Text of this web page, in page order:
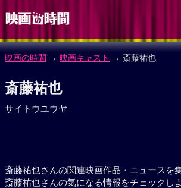
映画の時間 → 映画キャスト → 斎藤祐也
斎藤祐也
サイトウユウヤ
斎藤祐也さんの関連映画作品・ニュースを
斎藤祐也さんの気になる情報をチェックしよ